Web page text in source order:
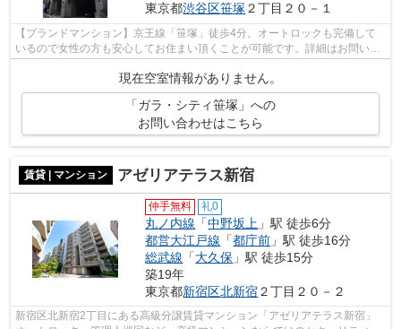
東京都渋谷区笹塚２丁目２０－１
【ブランドマンション】京王線「笹塚」徒歩4分。オートロックも完備して
いるので女性の方も安心してお住まい頂くことが可能です。詳細はお問い合
現在空室情報がありません。
「ガラ・シティ笹塚」への
お問い合わせはこちら
賃貸 | マンション アゼリアテラス新宿
仲手無料 礼0
丸ノ内線 「中野坂上 」駅 徒歩6分
都営大江戸線 「都庁前 」駅 徒歩16分
総武線 「大久保 」駅 徒歩15分
築19年
東京都新宿区北新宿２丁目２０－２
新宿区北新宿2丁目にある高級分譲賃貸マンション「アゼリアテラス新宿」